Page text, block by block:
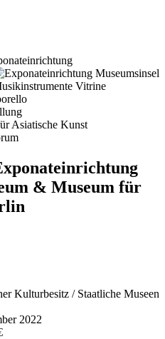
& Museum für
Kulturbesitz / Staatliche Museen
2022